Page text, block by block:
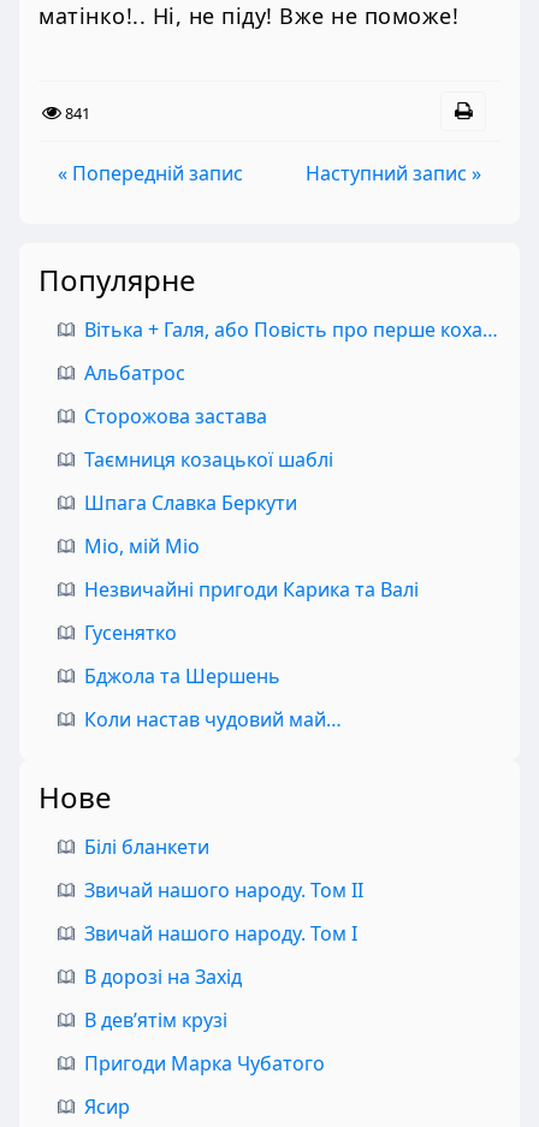
матінко!.. Ні, не піду! Вже не поможе!
841
« Попередній запис Наступний запис »
Популярне
Вітька + Галя, або Повість про перше кохання
Альбатрос
Сторожова застава
Таємниця козацької шаблі
Шпага Славка Беркути
Міо, мій Міо
Незвичайні пригоди Карика та Валі
Гусенятко
Бджола та Шершень
Коли настав чудовий май…
Нове
Білі бланкети
Звичай нашого народу. Том II
Звичай нашого народу. Том I
В дорозі на Захід
В дев’ятім крузі
Пригоди Марка Чубатого
Ясир